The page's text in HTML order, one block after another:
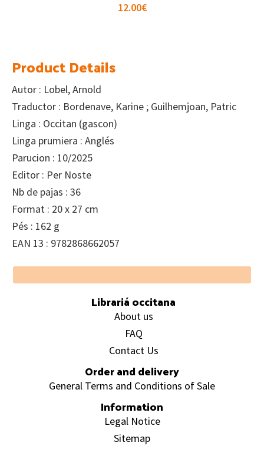
12.00€
Product Details
Autor : Lobel, Arnold
Traductor : Bordenave, Karine ; Guilhemjoan, Patric
Linga : Occitan (gascon)
Linga prumiera : Anglés
Parucion : 10/2025
Editor : Per Noste
Nb de pajas : 36
Format : 20 x 27 cm
Pés : 162 g
EAN 13 : 9782868662057
Footer
Librariá occitana
About us
FAQ
Contact Us
Order and delivery
General Terms and Conditions of Sale
Information
Legal Notice
Sitemap